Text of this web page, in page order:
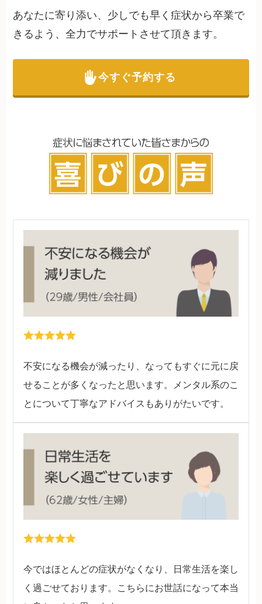
あなたに寄り添い、少しでも早く症状から卒業で
きるよう、全力でサポートさせて頂きます。
今すぐ予約する
不安になる機会が減ったり、なってもすぐに元に戻
せることが多くなったと思います。メンタル系のこ
とについて丁寧なアドバイスもありがたいです。
今ではほとんどの症状がなくなり、日常生活を楽し
く過ごせております。こちらにお世話になって本当